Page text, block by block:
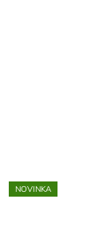
NOVINKA